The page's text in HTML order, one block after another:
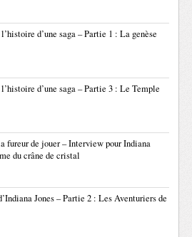
d’une saga – Partie 1 : La genèse
d’une saga – Partie 3 : Le Temple
fureur de jouer – Interview pour Indiana
du crâne de cristal
Jones – Partie 2 : Les Aventuriers de